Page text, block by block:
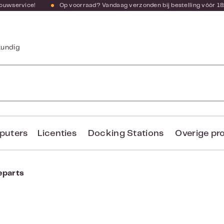
Op voorraad? Vandaag verzonden bij bestelling vóór
Licenties Docking Stations Overige